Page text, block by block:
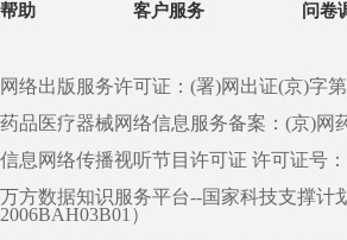
帮助 客户服务 问卷
网络出版服务许可证：(署)网出证(京)字
药品医疗器械网络信息服务备案：(京)网
信息网络传播视听节目许可证 许可证号：
万方数据知识服务平台--国家科技支撑计
2006BAH03B01）